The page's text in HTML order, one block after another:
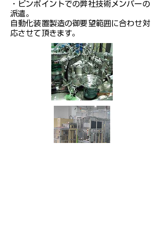
・ピンポイントでの弊社技術メンバーの
派遣。
​自動化装置製造の御要望範囲に合わせ対
応させて頂きます。